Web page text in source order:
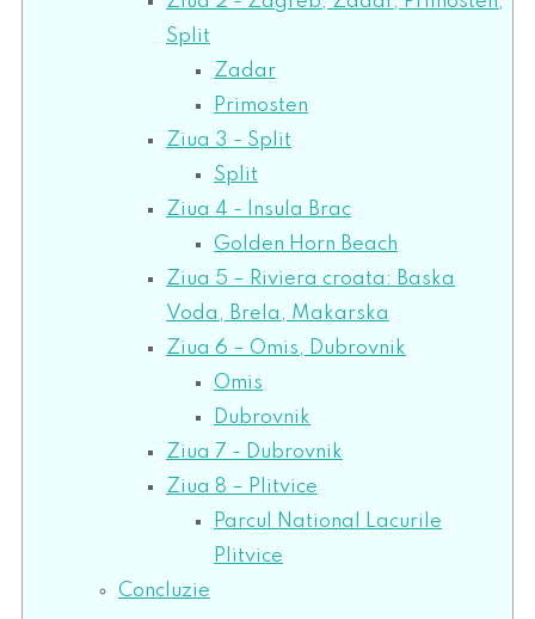
Split
Zadar
Primosten
Ziua 3 - Split
Split
Ziua 4 - Insula Brac
Golden Horn Beach
Ziua 5 – Riviera croata: Baska
Voda, Brela, Makarska
Ziua 6 – Omis, Dubrovnik
Omis
Dubrovnik
Ziua 7 - Dubrovnik
Ziua 8 – Plitvice
Parcul National Lacurile
Plitvice
Concluzie